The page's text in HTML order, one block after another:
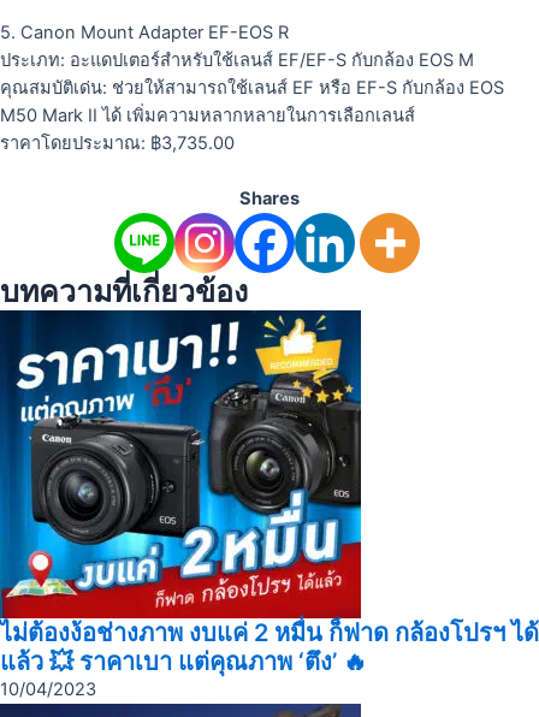
5. Canon Mount Adapter EF-EOS R
ประเภท: อะแดปเตอร์สำหรับใช้เลนส์ EF/EF-S กับกล้อง EOS M
คุณสมบัติเด่น: ช่วยให้สามารถใช้เลนส์ EF หรือ EF-S กับกล้อง EOS
M50 Mark II ได้ เพิ่มความหลากหลายในการเลือกเลนส์
ราคาโดยประมาณ: ฿3,735.00
Shares
บทความที่เกี่ยวข้อง
ไม่ต้องง้อช่างภาพ งบแค่ 2 หมื่น ก็ฟาด กล้องโปรฯ ได้
แล้ว 💥 ราคาเบา แต่คุณภาพ ‘ตึง’ 🔥
10/04/2023